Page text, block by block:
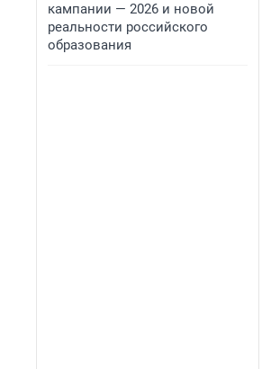
кампании — 2026 и новой
реальности российского
образования